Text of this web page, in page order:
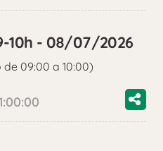
10h - 08/07/2026
09:00 a 10:00)